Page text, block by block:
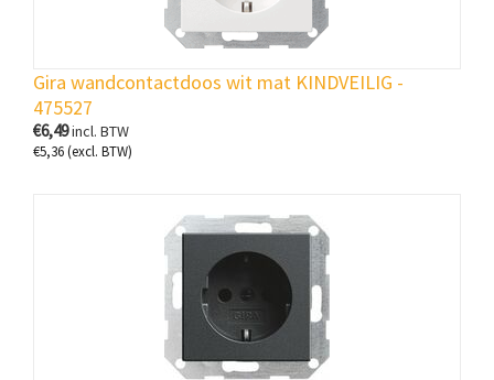
Gira wandcontactdoos wit mat KINDVEILIG -
475527
€6,49incl. BTW
€5,36(excl. BTW)